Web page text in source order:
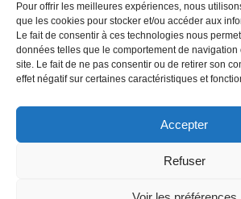
Pour offrir les meilleures expériences, nous
que les cookies pour stocker et/ou accéder aux
Le fait de consentir à ces technologies nous
données telles que le comportement de navigation
site. Le fait de ne pas consentir ou de retirer son
effet négatif sur certaines caractéristiques et
Accepter
Refuser
NOS
En savoir plus
SUIVEZ NOUS
©AUDACE – Tout droit